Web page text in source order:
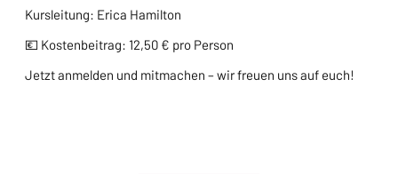
Kursleitung: Erica Hamilton
💶 Kostenbeitrag: 12,50 € pro Person
Jetzt anmelden und mitmachen – wir freuen uns auf euch!